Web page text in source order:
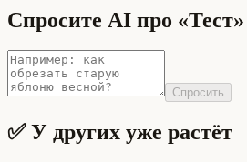
Спросите AI про «Тест»
Спросить
✅ У других уже растёт